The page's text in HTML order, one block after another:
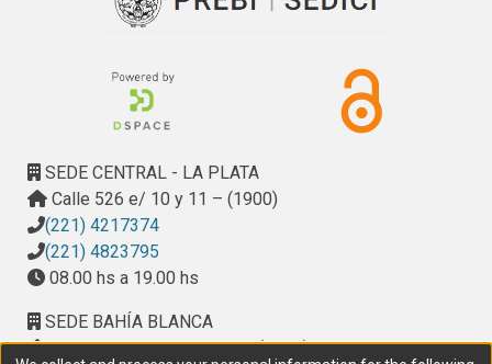
de una solución inesperada o ante el vínculo imprevisible
SEDE CENTRAL - LA PLATA
Calle 526 e/ 10 y 11 – (1900)
(221) 4217374
(221) 4823795
08.00 hs a 19.00 hs
SEDE BAHÍA BLANCA
Calle Ciudad de Cali 320 – (8000). Universidad